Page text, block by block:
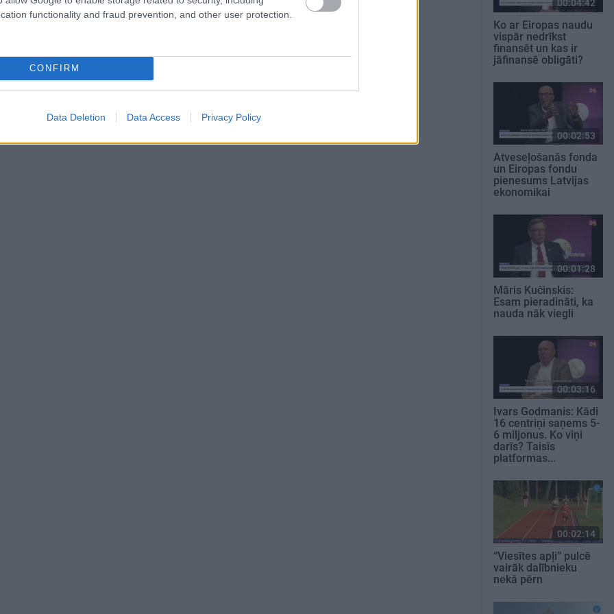
functionality and fraud prevention, and other user protection.
CONFIRM
Data Deletion Data Access Privacy Policy
00:04:42
Ko ar Eiropas naudu
vispār nedrīkst
finansēt un kas ir
jāfinansē obligāti?
00:02:53
Atveseļošanās fonda
un Eiropas fondu
pienesums Latvijas
ekonomikai
00:01:28
Māris Kučinskis:
Esam pieradināti, ka
nauda nāk viegli
00:03:16
Ivars Godmanis: Kādi
16 centriņi saņems 5-
6 miljonus. Ko viņi
darīs? Taisīs
platformas...
00:02:14
“Viesītes apļi” pulcē
vairāk dalībnieku
nekā pērn